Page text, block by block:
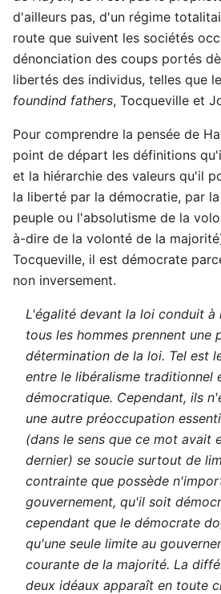
d'ailleurs pas, d'un régime
route que suivent les sociétés
dénonciation des coups portés
libertés des individus, telles que
foundind fathers, Tocqueville et
Pour comprendre la pensée de
point de départ les définitions
et la hiérarchie des valeurs qu'il
la liberté par la démocratie, par
peuple ou l'absolutisme de la
à-dire de la volonté de la
Tocqueville, il est démocrate
non inversement.
L'égalité devant la loi conduit à
tous les hommes prennent une
détermination de la loi. Tel est
entre le libéralisme traditionnel
démocratique. Cependant, ils
une autre préoccupation
(dans le sens que ce mot avait
dernier) se soucie surtout de
contrainte que possède
gouvernement, qu'il soit
cependant que le démocrate
qu'une seule limite au
courante de la majorité. La
deux idéaux apparaît en toute